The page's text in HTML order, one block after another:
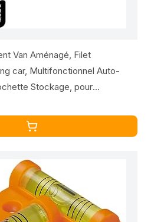
Van Aménagé, Filet
car, Multifonctionnel Auto-
Stockage, pour
Et Maisons, Accessoires